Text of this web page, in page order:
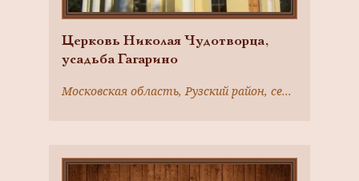
Церковь Николая Чудотворца,
усадьба Гагарино
Московская область, Рузский район, село Никольское